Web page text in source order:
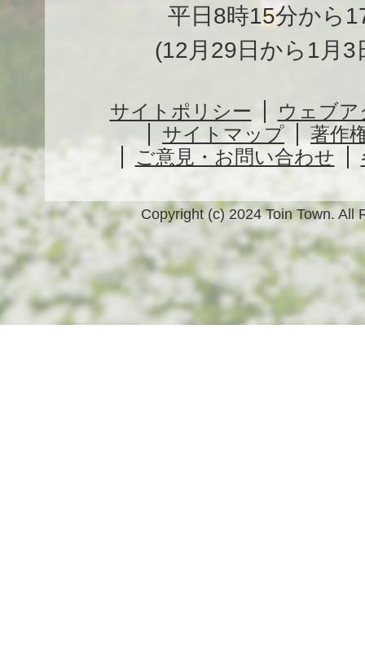
平日8時15分から
(12月29日から1月3
サイトポリシー
ウェブ
サイトマップ
著作
ご意見・お問い合わせ
Copyright (c) 2024 Toin Town. All